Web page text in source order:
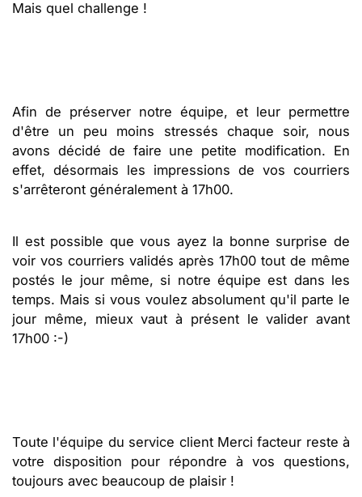
Mais quel challenge !
Afin de préserver notre équipe, et leur permettre
d'être un peu moins stressés chaque soir, nous
avons décidé de faire une petite modification. En
effet, désormais les impressions de vos courriers
s'arrêteront généralement à 17h00.
Il est possible que vous ayez la bonne surprise de
voir vos courriers validés après 17h00 tout de même
postés le jour même, si notre équipe est dans les
temps. Mais si vous voulez absolument qu'il parte le
jour même, mieux vaut à présent le valider avant
17h00 :-)
Toute l'équipe du service client Merci facteur reste à
votre disposition pour répondre à vos questions,
toujours avec beaucoup de plaisir !